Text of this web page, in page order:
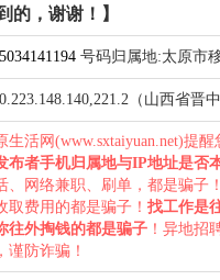
的，谢谢！】
号码归属地:太原市
（山西省晋
生活网(www.sxtaiyuan.net)提醒
布者手机归属地与IP地址是否
、网络兼职、刷单，都是骗子
取费用的都是骗子！ 找工作是
往外掏钱的都是骗子 ！异地招
谨防诈骗！